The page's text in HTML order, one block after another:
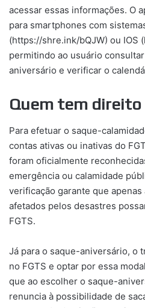
acessar essas informações. O
para smartphones com
(https://shre.ink/bQJW) ou IOS
permitindo ao usuário
aniversário e verificar o
Quem tem direito
Para efetuar o saque-
contas ativas ou inativas do
foram oficialmente
emergência ou calamidade
verificação garante que
afetados pelos desastres
FGTS.
Já para o saque-aniversário, o
no FGTS e optar por essa
que ao escolher o saque-
renuncia à possibilidade de